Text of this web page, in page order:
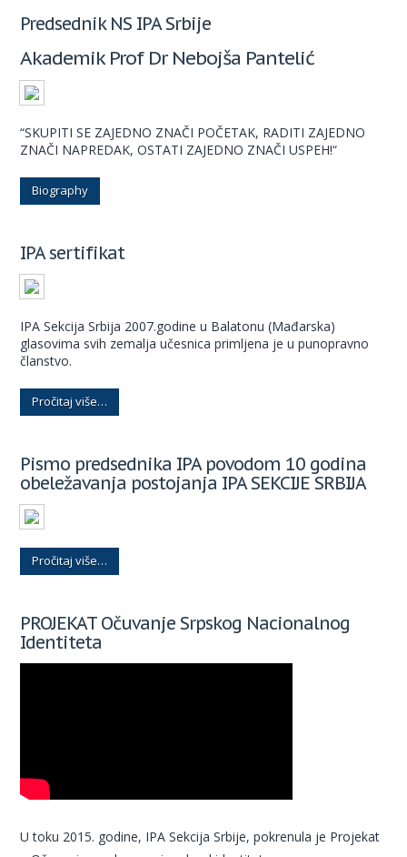
Predsednik NS IPA Srbije
Akademik Prof Dr Nebojša Pantelić
“SKUPITI SE ZAJEDNO ZNAČI POČETAK, RADITI ZAJEDNO
ZNAČI NAPREDAK, OSTATI ZAJEDNO ZNAČI USPEH!“
Biography
IPA sertifikat
IPA Sekcija Srbija 2007.godine u Balatonu (Mađarska)
glasovima svih zemalja učesnica primljena je u punopravno
članstvo.
Pročitaj više…
Pismo predsednika IPA povodom 10 godina
obeležavanja postojanja IPA SEKCIJE SRBIJA
Pročitaj više…
PROJEKAT Očuvanje Srpskog Nacionalnog
Identiteta
U toku 2015. godine, IPA Sekcija Srbije, pokrenula je Projekat